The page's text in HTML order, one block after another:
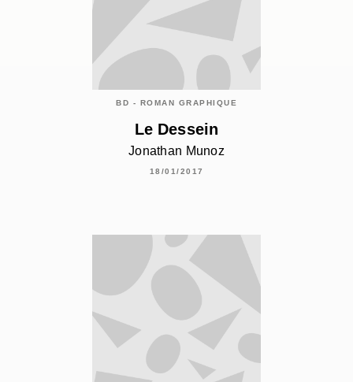
BD - ROMAN GRAPHIQUE
Le Dessein
Jonathan Munoz
18/01/2017